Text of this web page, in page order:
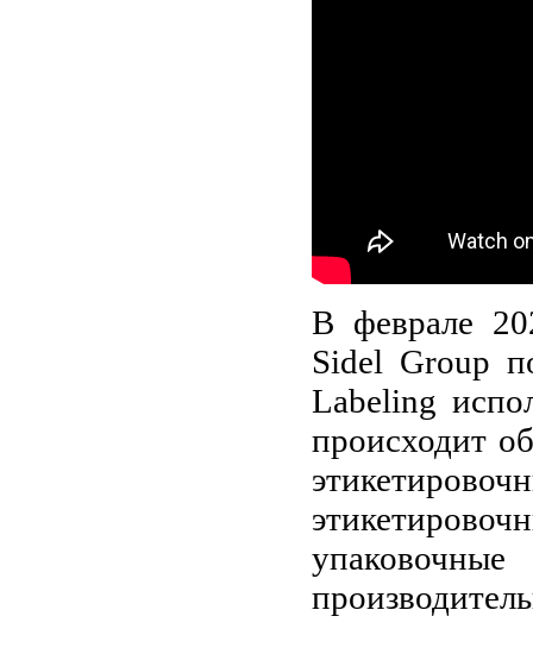
В феврале
Sidel Group
Labeling
происходит